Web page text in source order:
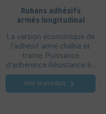
Rubans adhésifs
armés longitudinal
La version économique de
l’adhésif armé chaîne et
trame. Puissance
d’adhérence Résistance à...
Voir le produit